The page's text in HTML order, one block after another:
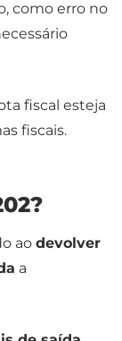
como erro no
fiscal esteja
fiscais.
ao devolver
a